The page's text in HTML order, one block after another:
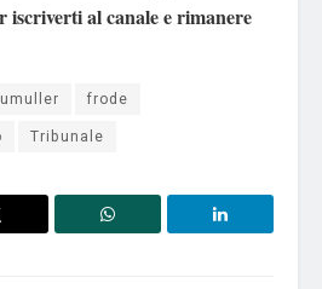
iscriverti al canale e rimanere
frode
Tribunale